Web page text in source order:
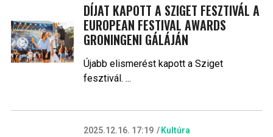
DÍJAT KAPOTT A SZIGET FESZTIVÁL A
EUROPEAN FESTIVAL AWARDS
GRONINGENI GÁLÁJÁN
Újabb elismerést kapott a Sziget
fesztivál. ...
2025.12.16. 17:19 Kultúra